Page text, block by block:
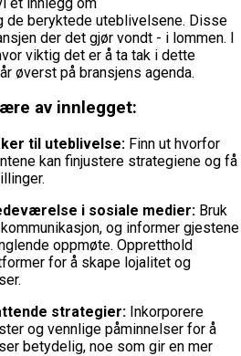
de beryktede uteblivelsene. Disse
der det gjør vondt - i lommen. I
viktig det er å ta tak i dette
øverst på bransjens agenda.
av innlegget:
til uteblivelse: Finn ut hvorfor
kan finjustere strategiene og få
i sosiale medier: Bruk
og informer gjestene
oppmøte. Oppretthold
for å skape lojalitet og
strategier: Inkorporere
og vennlige påminnelser for å
betydelig, noe som gir en mer